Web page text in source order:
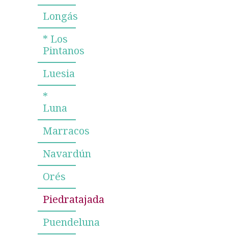
Longás
* Los
Pintanos
Luesia
*
Luna
Marracos
Navardún
Orés
Piedratajada
Puendeluna